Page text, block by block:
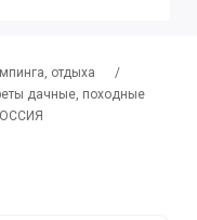
отдыха
/
дачные, походные